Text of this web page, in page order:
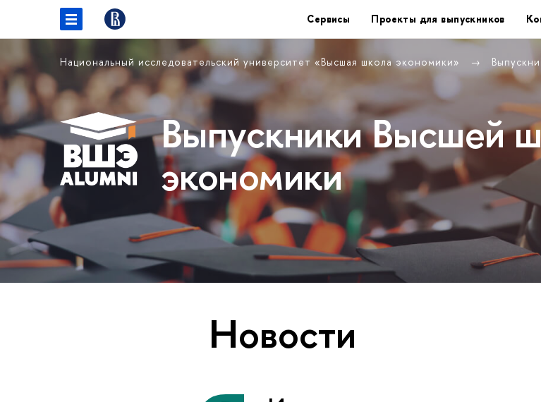
Сервисы Проекты для выпускников
Национальный исследовательский университет «Высшая школа экономики»
Выпускники Высшей
экономики
Новости